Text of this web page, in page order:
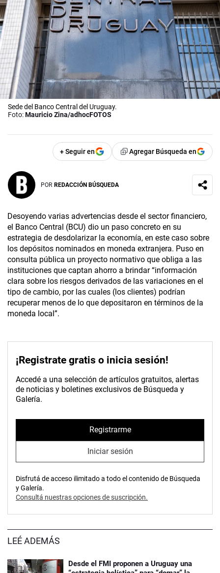
Sede del Banco Central del Uruguay.
Foto:Mauricio Zina/adhocFOTOS
+ Seguir en Agregar Búsqueda en
POR REDACCIÓN BÚSQUEDA
Desoyendo varias advertencias desde el sector financiero,
el Banco Central (BCU) dio un paso concreto en su
estrategia de desdolarizar la economía, en este caso sobre
los depósitos nominados en moneda extranjera. Puso en
consulta pública un proyecto normativo que obliga a las
instituciones que captan ahorro a brindar “información
clara sobre los riesgos derivados de las variaciones en el
tipo de cambio, por las cuales (los clientes) podrían
recuperar menos de lo que depositaron en términos de la
moneda local”.
¡Registrate gratis o inicia sesión!
Accedé a una selección de artículos gratuitos, alertas
de noticias y boletines exclusivos de Búsqueda y
Galería.
Registrarme
Iniciar sesión
Disfrutá de acceso ilimitado a todo el contenido de Búsqueda
y Galería.
Consultá nuestras opciones de suscripción.
LEÉ ADEMÁS
Desde el FMI proponen a Uruguay una